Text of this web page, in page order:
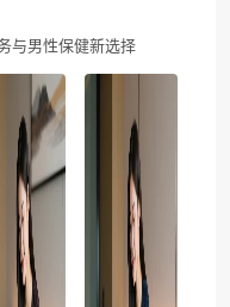
与男性保健新选择